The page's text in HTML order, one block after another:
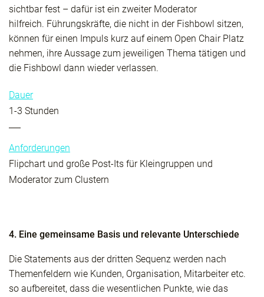
sichtbar fest – dafür ist ein zweiter Moderator
hilfreich. Führungskräfte, die nicht in der Fishbowl sitzen,
können für einen Impuls kurz auf einem Open Chair Platz
nehmen, ihre Aussage zum jeweiligen Thema tätigen und
die Fishbowl dann wieder verlassen.
Dauer
1-3 Stunden
Anforderungen
Flipchart und große Post-Its für Kleingruppen und
Moderator zum Clustern
4. Eine gemeinsame Basis und relevante Unterschiede
Die Statements aus der dritten Sequenz werden nach
Themenfeldern wie Kunden, Organisation, Mitarbeiter etc.
so aufbereitet, dass die wesentlichen Punkte, wie das